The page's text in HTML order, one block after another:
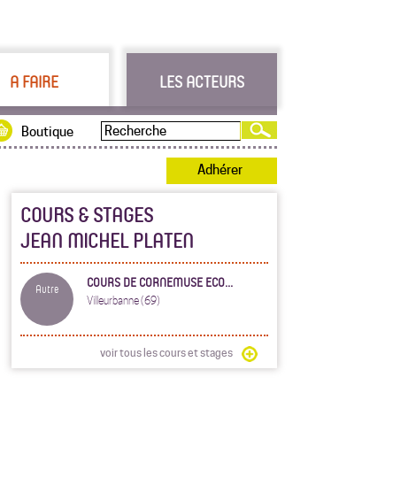
A FAIRE LES ACTEURS
Boutique
Adhérer
COURS & STAGES
JEAN MICHEL PLATEN
Autre COURS DE CORNEMUSE ECO...
Villeurbanne (69)
voir tous les cours et stages